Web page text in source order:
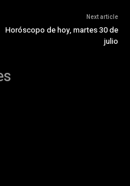
Next article
Horóscopo de hoy, martes 30 de
julio